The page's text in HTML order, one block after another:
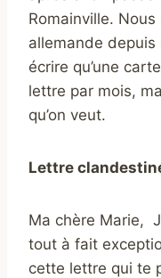
Romainville. Nous
allemande depuis
écrire qu’une
lettre par mois,
qu’on veut.
Lettre
Ma chère Marie,
tout à fait
cette lettre qui te